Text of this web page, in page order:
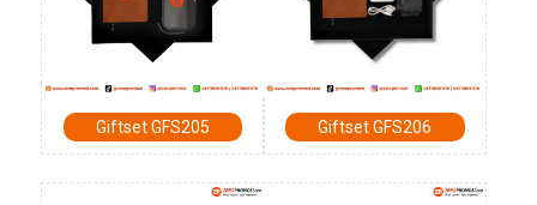
Giftset GFS205 Giftset GFS206